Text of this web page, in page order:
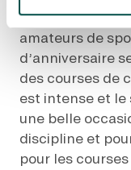
Si parmi vos
amateurs de
d’anniversaire
des courses de
est intense et le
une belle
discipline et
pour les